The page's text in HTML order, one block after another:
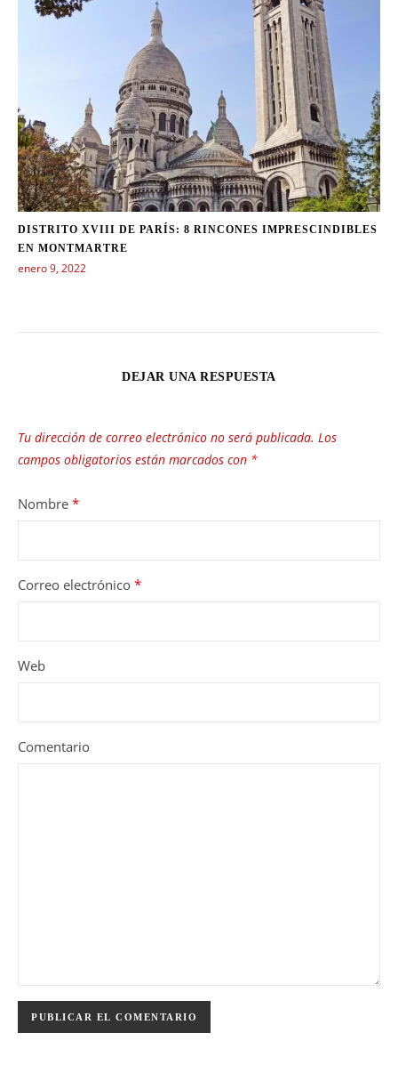
DISTRITO XVIII DE PARÍS: 8 RINCONES IMPRESCINDIBLES
EN MONTMARTRE
enero 9, 2022
DEJAR UNA RESPUESTA
Tu dirección de correo electrónico no será publicada. Los
campos obligatorios están marcados con *
Nombre *
Correo electrónico *
Web
Comentario